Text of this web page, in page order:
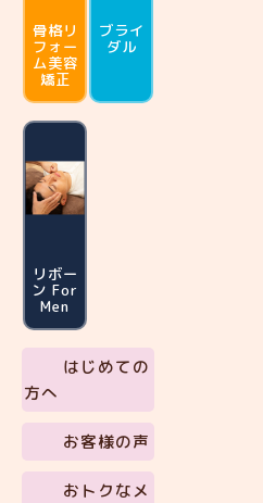
骨格リ
フォー
ム美容
矯正
ブライ
ダル
リボー
ン For
Men
はじめての
方へ
お客様の声
おトクなメ